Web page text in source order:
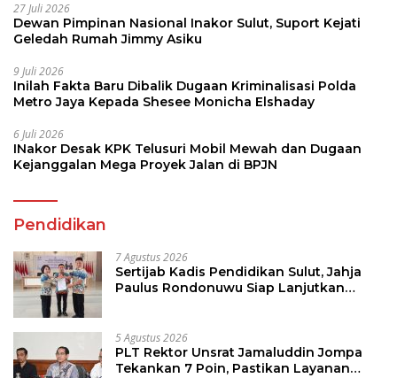
27 Juli 2026
Dewan Pimpinan Nasional Inakor Sulut, Suport Kejati
Geledah Rumah Jimmy Asiku
9 Juli 2026
Inilah Fakta Baru Dibalik Dugaan Kriminalisasi Polda
Metro Jaya Kepada Shesee Monicha Elshaday
6 Juli 2026
INakor Desak KPK Telusuri Mobil Mewah dan Dugaan
Kejanggalan Mega Proyek Jalan di BPJN
Pendidikan
7 Agustus 2026
Sertijab Kadis Pendidikan Sulut, Jahja
Paulus Rondonuwu Siap Lanjutkan
5 Agustus 2026
PLT Rektor Unsrat Jamaluddin Jompa
Tekankan 7 Poin, Pastikan Layanan